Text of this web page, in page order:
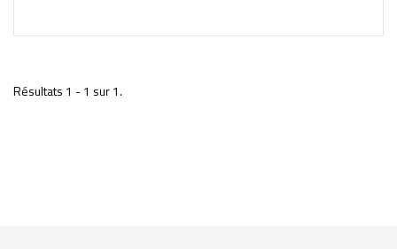
Résultats 1 - 1 sur 1.